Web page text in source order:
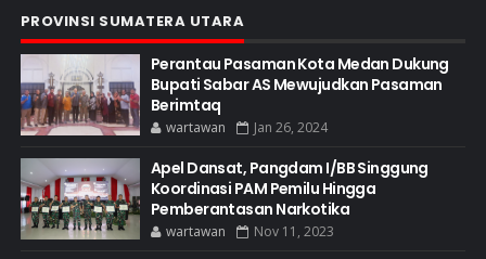
PROVINSI SUMATERA UTARA
Perantau Pasaman Kota Medan Dukung
Bupati Sabar AS Mewujudkan Pasaman
Berimtaq
wartawan Jan 26, 2024
Apel Dansat, Pangdam I/BB Singgung
Koordinasi PAM Pemilu Hingga
Pemberantasan Narkotika
wartawan Nov 11, 2023